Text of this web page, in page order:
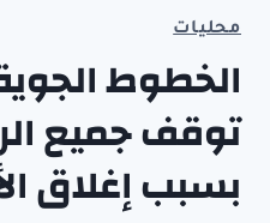
محليات
الخطوط
توقف جميع
بسبب إغلاق